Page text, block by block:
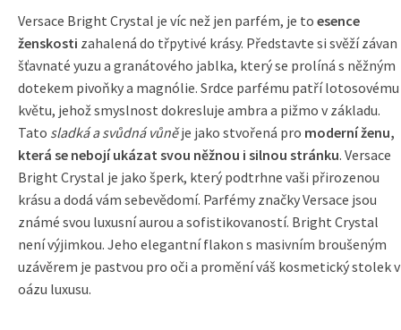
Versace Bright Crystal je víc než jen parfém, je to esence
ženskosti zahalená do třpytivé krásy. Představte si svěží závan
šťavnaté yuzu a granátového jablka, který se prolíná s něžným
dotekem pivoňky a magnólie. Srdce parfému patří lotosovému
květu, jehož smyslnost dokresluje ambra a pižmo v základu.
Tato sladká a svůdná vůněje jako stvořená pro moderní ženu,
která se nebojí ukázat svou něžnou i silnou stránku. Versace
Bright Crystal je jako šperk, který podtrhne vaši přirozenou
krásu a dodá vám sebevědomí. Parfémy značky Versace jsou
známé svou luxusní aurou a sofistikovaností. Bright Crystal
není výjimkou. Jeho elegantní flakon s masivním broušeným
uzávěrem je pastvou pro oči a promění váš kosmetický stolek v
oázu luxusu.